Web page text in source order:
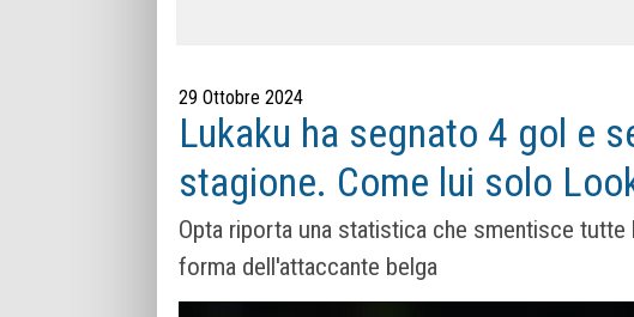
29 Ottobre 2024
Lukaku ha segnato 4 gol e
stagione. Come lui solo
Opta riporta una statistica che smentisce
forma dell'attaccante belga